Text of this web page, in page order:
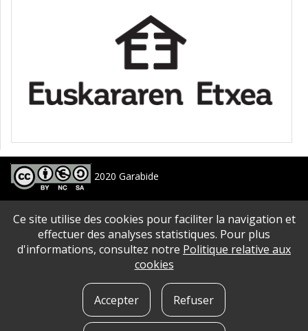
2020 Garabide
688 63 24 33 / 943 250 397
garabide[arroba]garabide[puntu]eus
PLAN DU SITE | ACCESSIBILITé | AVERTISSEMENT | POLITIQUE DE CONFIDENTIALITé |
Ce site utilise des cookies pour faciliter la navigation et
effectuer des analyses statistiques. Pour plus
d'informations, consultez notre Politique relative aux
cookies
Accepter Refuser